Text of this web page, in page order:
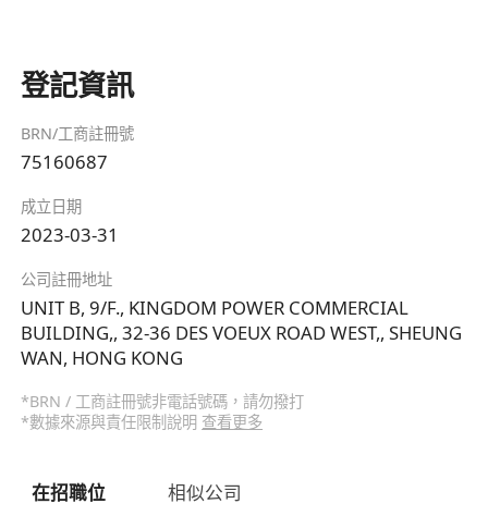
登記資訊
BRN/工商註冊號
75160687
成立日期
2023-03-31
公司註冊地址
UNIT B, 9/F., KINGDOM POWER COMMERCIAL
BUILDING,, 32-36 DES VOEUX ROAD WEST,, SHEUNG
WAN, HONG KONG
*BRN / 工商註冊號非電話號碼，請勿撥打
*數據來源與責任限制說明 查看更多
在招職位 相似公司